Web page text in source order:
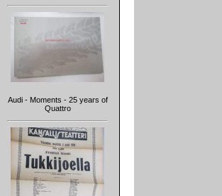
Audi - Moments - 25 years of
Quattro